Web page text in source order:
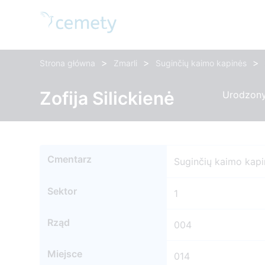
Strona główna > Zmarli > Suginčių kaimo kapinės >
Zofija Silickienė
Cmentarz Suginčių kaimo
Sektor 1
Rząd 004
Miejsce 014